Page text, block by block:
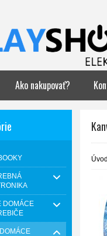
Ako nakupovať?
DOMÁCE
Úvod